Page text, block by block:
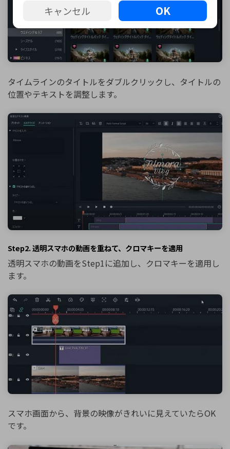
タイムラインのタイトルをダブルクリックし、タイトルの
位置やテキストを調整します。
Step2. 透明スマホの動画を重ねて、クロマキーを適用
透明スマホの動画をStep1に追加し、クロマキーを適用し
ます。
スマホ画面から、背景の映像がきれいに見えていたらOK
です。
キャンセル OK